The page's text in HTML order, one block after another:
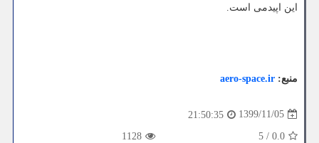
این اپیدمی است.
منبع: aero-space.ir
1399/11/05
21:50:35
0.0
/
5
1128